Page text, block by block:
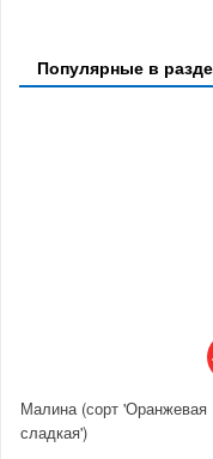
Популярные в
Малина (сорт 'Оранжевая
сладкая')